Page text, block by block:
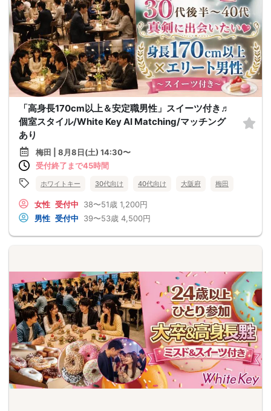
「高身長170cm以上＆安定職男性」スイーツ付き♬
個室スタイル/White Key AI Matching/マッチング
あり
梅田 | 8月8日(土) 14:30〜
受付終了まで45時間
ホワイトキー 30代向け 40代向け 大阪府 梅田
女性 受付中 38〜51歳 1,200円
男性 受付中 39〜53歳 4,500円